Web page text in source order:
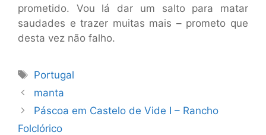
prometido. Vou lá dar um salto para matar
saudades e trazer muitas mais – prometo que
desta vez não falho.
Etiquetas
Portugal
manta
Páscoa em Castelo de Vide I – Rancho
Folclórico